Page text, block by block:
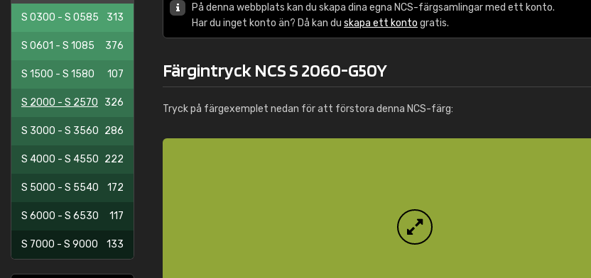
S 0300 - S 0585 313
S 0601 - S 1085 376
S 1500 - S 1580 107
S 2000 - S 2570 326
S 3000 - S 3560 286
S 4000 - S 4550 222
S 5000 - S 5540 172
S 6000 - S 6530 117
S 7000 - S 9000 133
På denna webbplats kan du skapa dina egna NCS-färgsamlingar med ett konto.
Har du inget konto än? Då kan du skapa ett konto gratis.
Färgintryck NCS S 2060-G50Y
Tryck på färgexemplet nedan för att förstora denna NCS-färg: